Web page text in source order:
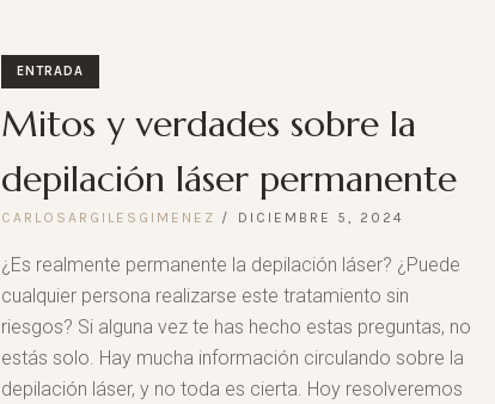
ENTRADA
Mitos y verdades sobre la
depilación láser permanente
CARLOSARGILESGIMENEZ DICIEMBRE 5, 2024
¿Es realmente permanente la depilación láser? ¿Puede
cualquier persona realizarse este tratamiento sin
riesgos? Si alguna vez te has hecho estas preguntas, no
estás solo. Hay mucha información circulando sobre la
depilación láser, y no toda es cierta. Hoy resolveremos